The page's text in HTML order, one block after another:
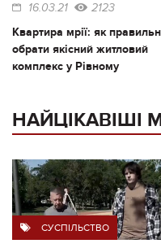
16.03.21 2123
Квартира мрії: як
обрати якісний житловий
комплекс у Рівному
НАЙЦІКАВІШІ
СУСПІЛЬСТВО